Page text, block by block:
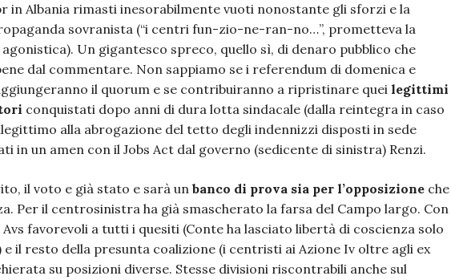
in Albania rimasti inesorabilmente vuoti nonostante gli sforzi e la
sovranista (“i centri fun-zio-ne-ran-no…”, prometteva la
Un gigantesco spreco, quello sì, di denaro pubblico che
dal commentare. Non sappiamo se i referendum di domenica e
il quorum e se contribuiranno a ripristinare quei legittimi
conquistati dopo anni di dura lotta sindacale (dalla reintegra in caso
alla abrogazione del tetto degli indennizzi disposti in sede
in un amen con il Jobs Act dal governo (sedicente di sinistra) Renzi.
il voto e già stato e sarà un banco di prova sia per l’opposizione che
Per il centrosinistra ha già smascherato la farsa del Campo largo. Con
Avs favorevoli a tutti i quesiti (Conte ha lasciato libertà di coscienza solo
e il resto della presunta coalizione (i centristi ai Azione Iv oltre agli ex
su posizioni diverse. Stesse divisioni riscontrabili anche sul